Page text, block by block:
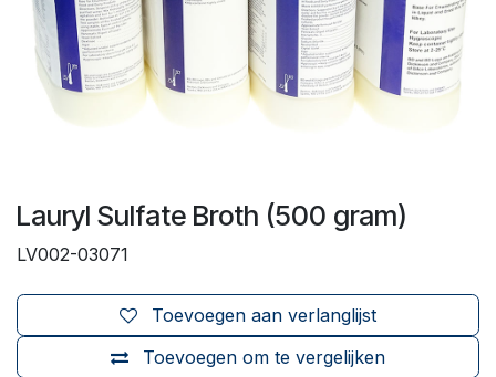
Lauryl Sulfate Broth (500 gram)
LV002-03071
Toevoegen om te vergelijken
Toevoegen aan verlanglijst